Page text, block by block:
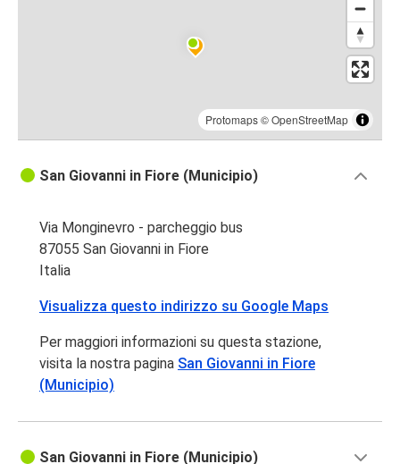
Protomaps©OpenStreetMap
San Giovanni in Fiore (Municipio)
Via Monginevro - parcheggio bus
87055 San Giovanni in Fiore
Italia
Visualizza questo indirizzo su Google Maps
Per maggiori informazioni su questa stazione,
visita la nostra pagina San Giovanni in Fiore
(Municipio)
San Giovanni in Fiore (Municipio)